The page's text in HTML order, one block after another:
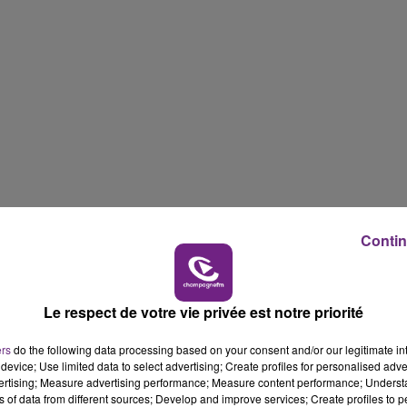
J’aimerais bien que ce soit un album de chansons
Je veux aussi qu’il contienne des airs qui me
album.
personnelentre sesdébuts,The Voiceet savie
14h00 - 15h00
Le respect de votre vie privée est notre priorité
do the following data processing based on your consent and/or our legitimate
Use limited data to select advertising; Create profiles for personalised
Measure advertising performance; Measure content performance;
of data from different sources; Develop and improve services; Create profiles to